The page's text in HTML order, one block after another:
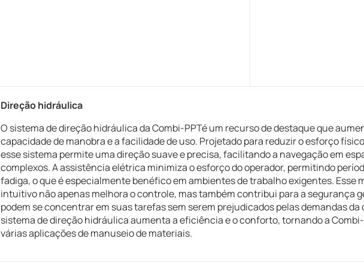
Direção hidráulica
O sistema de direção hidráulica da Combi-PPTé um recurso de destaque que
capacidade de manobra e a facilidade de uso. Projetado para reduzir o esforço
esse sistema permite uma direção suave e precisa, facilitando a navegação em
complexos. A assistência elétrica minimiza o esforço do operador, permitindo
fadiga, o que é especialmente benéfico em ambientes de trabalho exigentes. Esse
intuitivo não apenas melhora o controle, mas também contribui para a segurança
podem se concentrar em suas tarefas sem serem prejudicados pelas demandas da
sistema de direção hidráulica aumenta a eficiência e o conforto, tornando a
várias aplicações de manuseio de materiais.